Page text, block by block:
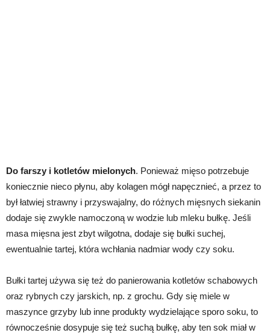
Do farszy i kotletów mielonych. Ponieważ mięso potrzebuje
koniecznie nieco płynu, aby kolagen mógł napęcznieć, a przez to
był łatwiej strawny i przyswajalny, do różnych mięsnych siekanin
dodaje się zwykle namoczoną w wodzie lub mleku bułkę. Jeśli
masa mięsna jest zbyt wilgotna, dodaje się bułki suchej,
ewentualnie tartej, która wchłania nadmiar wody czy soku.
Bułki tartej używa się też do panierowania kotletów schabowych
oraz rybnych czy jarskich, np. z grochu. Gdy się miele w
maszynce grzyby lub inne produkty wydzielające sporo soku, to
równocześnie dosypuje się też suchą bułkę, aby ten sok miał w